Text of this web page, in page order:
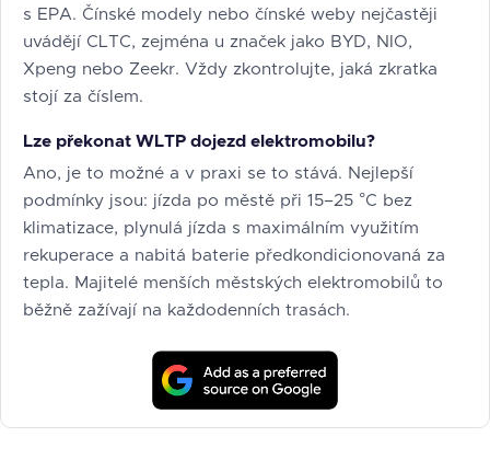
s EPA. Čínské modely nebo čínské weby nejčastěji
uvádějí CLTC, zejména u značek jako BYD, NIO,
Xpeng nebo Zeekr. Vždy zkontrolujte, jaká zkratka
stojí za číslem.
Lze překonat WLTP dojezd elektromobilu?
Ano, je to možné a v praxi se to stává. Nejlepší
podmínky jsou: jízda po městě při 15–25 °C bez
klimatizace, plynulá jízda s maximálním využitím
rekuperace a nabitá baterie předkondicionovaná za
tepla. Majitelé menších městských elektromobilů to
běžně zažívají na každodenních trasách.